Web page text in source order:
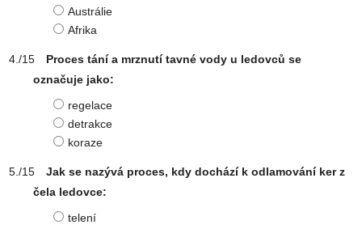
Austrálie
Afrika
Proces tání a mrznutí tavné vody u ledovců se
označuje jako:
regelace
detrakce
koraze
Jak se nazývá proces, kdy dochází k odlamování ker z
čela ledovce:
telení